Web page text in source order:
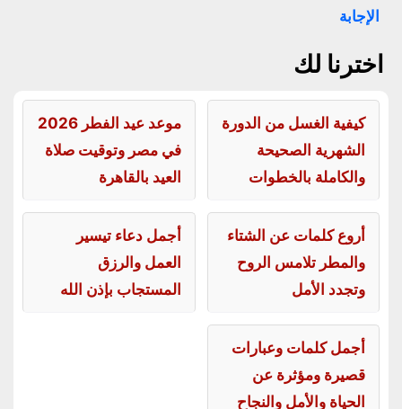
الإجابة
اخترنا لك
كيفية الغسل من الدورة
الشهرية الصحيحة
والكاملة بالخطوات
موعد عيد الفطر 2026
في مصر وتوقيت صلاة
العيد بالقاهرة
أروع كلمات عن الشتاء
والمطر تلامس الروح
وتجدد الأمل
أجمل دعاء تيسير
العمل والرزق
المستجاب بإذن الله
أجمل كلمات وعبارات
قصيرة ومؤثرة عن
الحياة والأمل والنجاح